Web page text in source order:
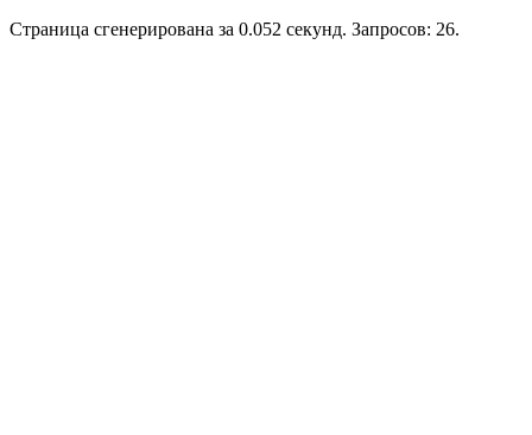
Страница сгенерирована за 0.052 секунд. Запросов: 26.